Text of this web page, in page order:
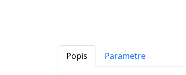
Popis Parametre